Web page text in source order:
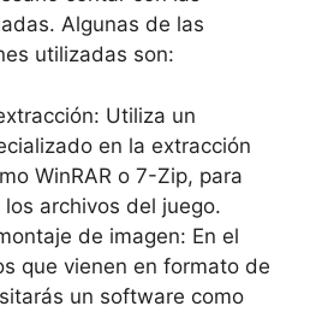
⁣Algunas ⁣de las
utilizadas son:
Utiliza un
en la extracción
WinRAR o 7-Zip, para
archivos del⁤ juego.
de imagen: En el​
⁢que⁣ vienen⁤ en formato⁢ de
un⁤ software como